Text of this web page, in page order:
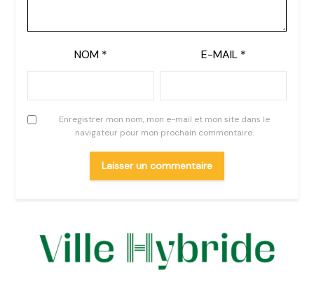
NOM * E-MAIL *
Enregistrer mon nom, mon e-mail et mon site dans le
navigateur pour mon prochain commentaire.